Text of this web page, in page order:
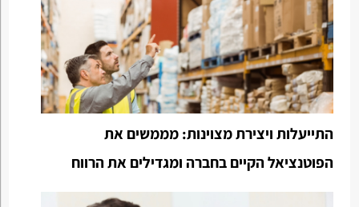
התייעלות ויצירת מצוינות: מממשים את
הפוטנציאל הקיים בחברה ומגדילים את הרווח